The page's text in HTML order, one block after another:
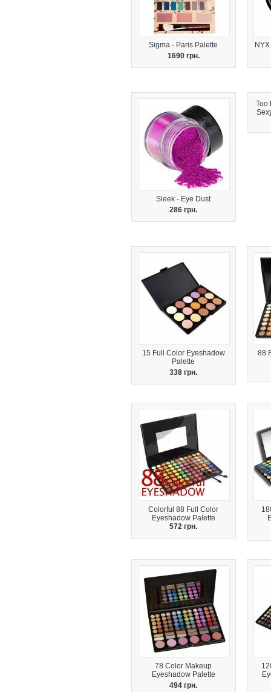
Sigma - Paris Palette
1690 грн.
Sleek - Eye Dust
286 грн.
Too
15 Full Color Eyeshadow
Palette
338 грн.
88
Colorful 88 Full Color
Eyeshadow Palette
572 грн.
78 Color Makeup
Eyeshadow Palette
494 грн.